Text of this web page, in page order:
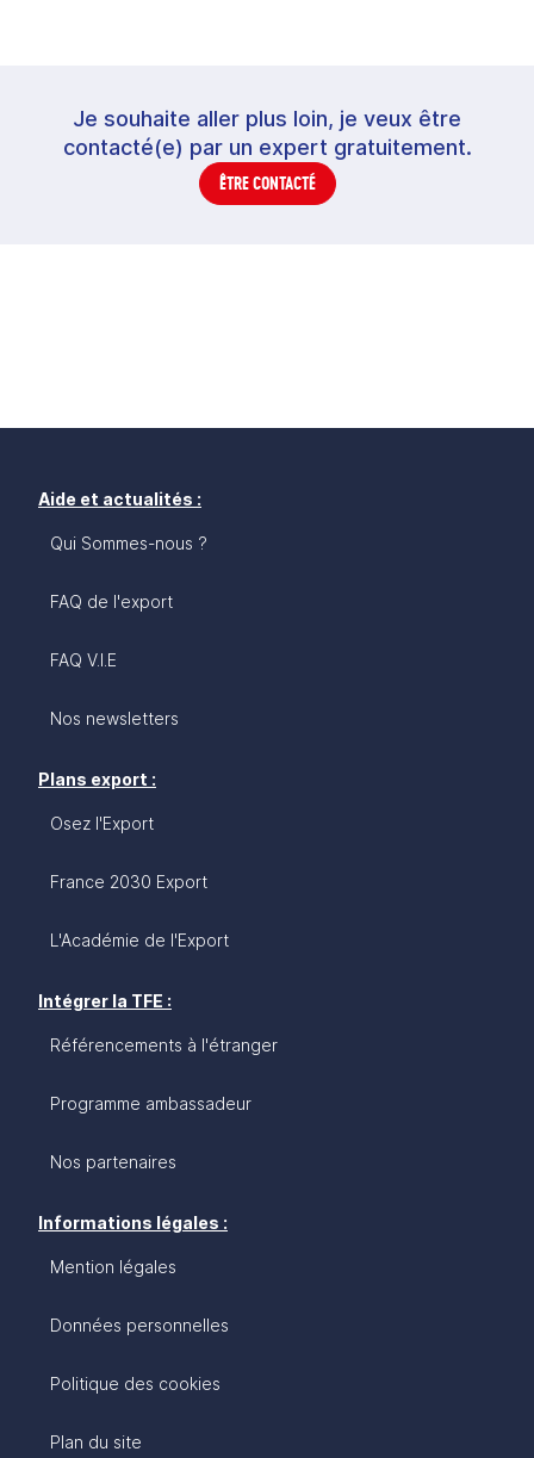
Je souhaite aller plus loin, je veux être
contacté(e) par un expert gratuitement.
ÊTRE CONTACTÉ
Aide et actualités :
Qui Sommes-nous ?
FAQ de l'export
FAQ V.I.E
Nos newsletters
Plans export :
Osez l'Export
France 2030 Export
L'Académie de l'Export
Intégrer la TFE :
Référencements à l'étranger
Programme ambassadeur
Nos partenaires
Informations légales :
Mention légales
Données personnelles
Politique des cookies
Plan du site